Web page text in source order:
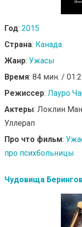
Год: 2015
Страна: Канада
Жанр: Ужасы
Время: 84 мин. /
Режиссер: Лауро
Актеры: Локлин
Уллерап
Про что фильм:
про психбольницы
Чудовища